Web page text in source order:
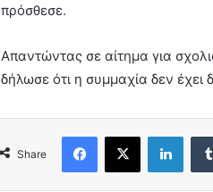
πρόσθεσε.
Απαντώντας σε αίτημα για
δήλωσε ότι η συμμαχία δεν έχει
Share
Facebook
X